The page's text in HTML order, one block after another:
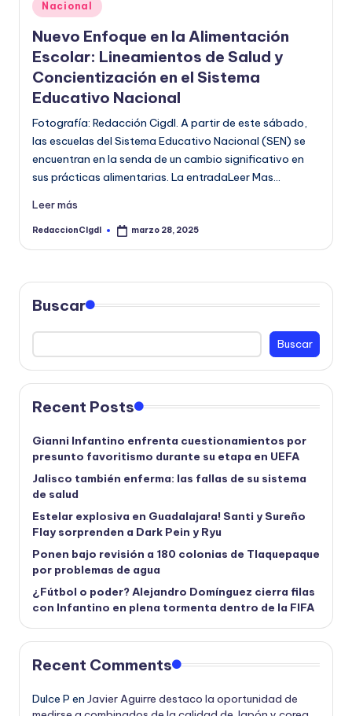
o
r
m
a
ti
v
a
Publicado
en
Nacional
Nuevo Enfoque en la Alimentación
Escolar: Lineamientos de Salud y
Concientización en el Sistema
Educativo Nacional
Fotografía: Redacción Cigdl. A partir de este sábado,
las escuelas del Sistema Educativo Nacional (SEN) se
encuentran en la senda de un cambio significativo en
sus prácticas alimentarias. La entradaLeer Mas…
Leer más
Publicado
RedaccionCIgdl marzo 28, 2025
Buscar
Buscar
Recent Posts
Gianni Infantino enfrenta cuestionamientos por
presunto favoritismo durante su etapa en UEFA
Jalisco también enferma: las fallas de su sistema
de salud
Estelar explosiva en Guadalajara! Santi y Sureño
Flay sorprenden a Dark Pein y Ryu
Ponen bajo revisión a 180 colonias de Tlaquepaque
por problemas de agua
¿Fútbol o poder? Alejandro Domínguez cierra filas
con Infantino en plena tormenta dentro de la FIFA
Recent Comments
Dulce P en Javier Aguirre destaco la oportunidad de